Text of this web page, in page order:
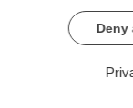
entre le
à la convention
ne peut pas
Deny